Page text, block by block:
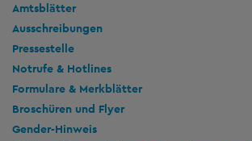
Amtsblätter
Ausschreibungen
Pressestelle
Notrufe & Hotlines
Formulare & Merkblätter
Broschüren und Flyer
Gender-Hinweis